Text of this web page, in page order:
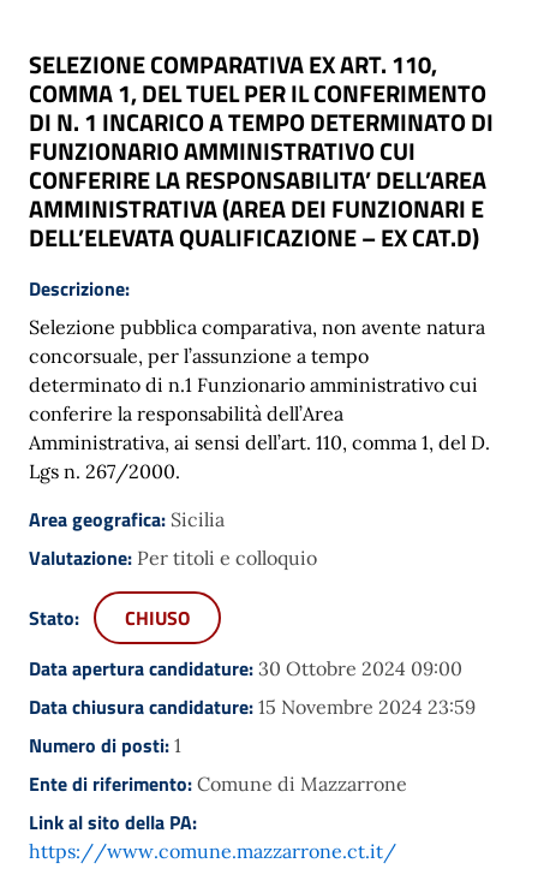
SELEZIONE COMPARATIVA EX ART. 110,
COMMA 1, DEL TUEL PER IL CONFERIMENTO
DI N. 1 INCARICO A TEMPO DETERMINATO DI
FUNZIONARIO AMMINISTRATIVO CUI
CONFERIRE LA RESPONSABILITA’ DELL’AREA
AMMINISTRATIVA (AREA DEI FUNZIONARI E
DELL’ELEVATA QUALIFICAZIONE – EX CAT.D)
Descrizione:
Selezione pubblica comparativa, non avente natura
concorsuale, per l’assunzione a tempo
determinato di n.1 Funzionario amministrativo cui
conferire la responsabilità dell’Area
Amministrativa, ai sensi dell’art. 110, comma 1, del D.
Lgs n. 267/2000.
Area geografica: Sicilia
Valutazione: Per titoli e colloquio
Stato:
CHIUSO
Data apertura candidature: 30 Ottobre 2024 09:00
Data chiusura candidature: 15 Novembre 2024 23:59
Numero di posti: 1
Ente di riferimento: Comune di Mazzarrone
Link al sito della PA:
https://www.comune.mazzarrone.ct.it/